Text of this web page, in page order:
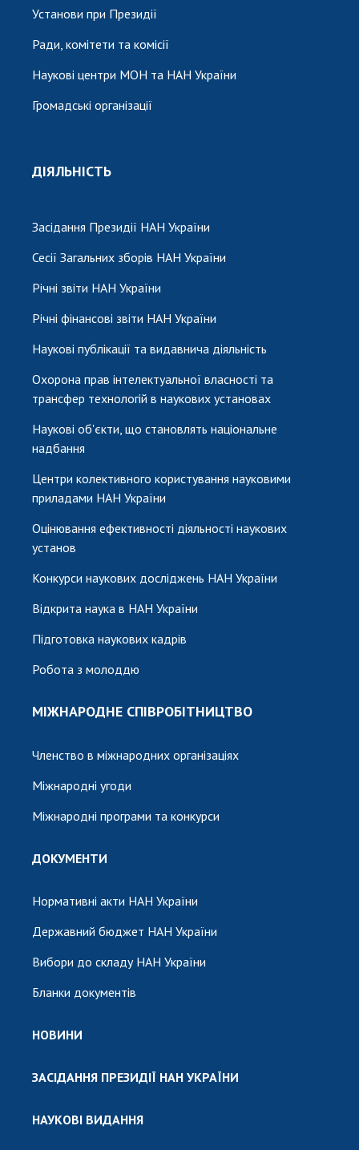
Установи при Президії
Ради, комітети та комісії
Наукові центри МОН та НАН України
Громадські організації
ДІЯЛЬНІСТЬ
Засідання Президії НАН України
Сесії Загальних зборів НАН України
Річні звіти НАН України
Річні фінансові звіти НАН України
Наукові публікації та видавнича діяльність
Охорона прав інтелектуальної власності та
трансфер технологій в наукових установах
Наукові об'єкти, що становлять національне
надбання
Центри колективного користування науковими
приладами НАН України
Оцінювання ефективності діяльності наукових
установ
Конкурси наукових досліджень НАН України
Відкрита наука в НАН України
Підготовка наукових кадрів
Робота з молоддю
МІЖНАРОДНЕ СПІВРОБІТНИЦТВО
Членство в міжнародних організаціях
Міжнародні угоди
Міжнародні програми та конкурси
ДОКУМЕНТИ
Нормативні акти НАН України
Державний бюджет НАН України
Вибори до складу НАН України
Бланки документів
НОВИНИ
ЗАСІДАННЯ ПРЕЗИДІЇ НАН УКРАЇНИ
НАУКОВІ ВИДАННЯ